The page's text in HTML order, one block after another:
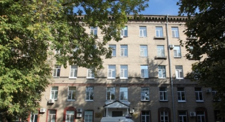
Перейти к основному содержанию